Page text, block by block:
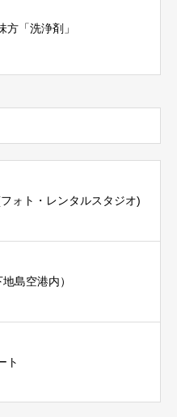
方「洗浄剤」
ォト・レンタルスタジオ)
島空港内）
ト